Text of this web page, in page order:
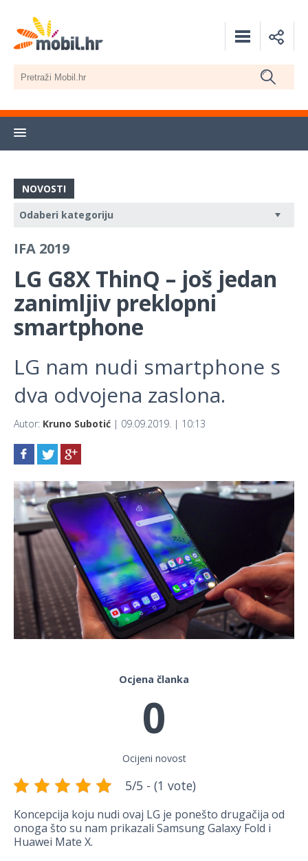
NOVOSTI
IFA 2019
LG G8X ThinQ – još jedan
zanimljiv preklopni
smartphone
LG nam nudi smartphone s
dva odvojena zaslona.
Autor: Kruno Subotić | 09.09.2019. | 10:13
Ocjena članka
0
Ocijeni novost
5/5 - (1 vote)
Koncepcija koju nudi ovaj LG je ponešto drugačija od
onoga što su nam prikazali Samsung Galaxy Fold i
Huawei Mate X.